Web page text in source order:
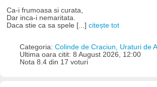
Ca-i frumoasa si curata,
Dar inca-i nemaritata.
Daca stie ca sa spele [...]citește tot
Categoria: Colinde de Craciun, Uraturi de
Ultima oara citit: 8 August 2026, 12:00
Nota 8.4 din 17 voturi